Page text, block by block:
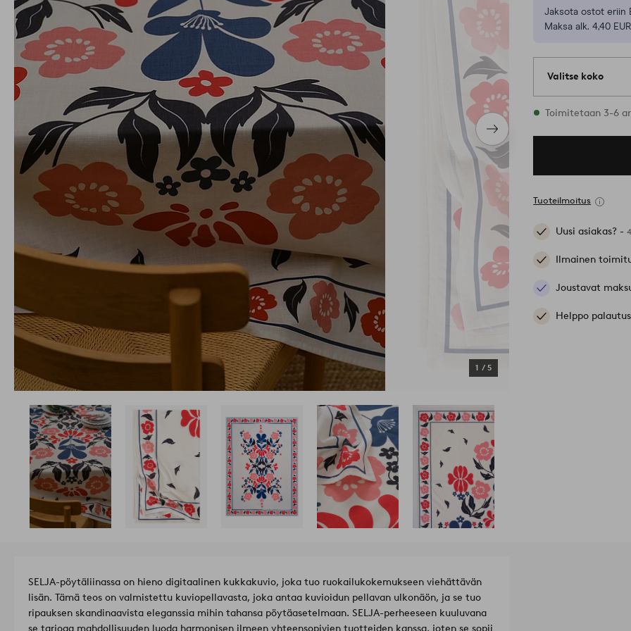
Seuraava
tuote
1 / 5
Jaksota ostot eriin
Maksa alk. 4,40
Valitse koko
1 varastossa
Toimitetaan 3-6
Tuoteilmoitus
Uusi asiakas? -
Ilmainen
Joustavat
Helppo
SELJA-pöytäliinassa on hieno digitaalinen kukkakuvio, joka tuo ruokailukokemukseen viehättävän
lisän. Tämä teos on valmistettu kuviopellavasta, joka antaa kuvioidun pellavan ulkonäön, ja se tuo
ripauksen skandinaavista eleganssia mihin tahansa pöytäasetelmaan. SELJA-perheeseen kuuluvana
se tarjoaa mahdollisuuden luoda harmonisen ilmeen yhteensopivien tuotteiden kanssa, joten se sopii